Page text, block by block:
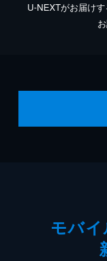
U-NEXTがお届け
モバ